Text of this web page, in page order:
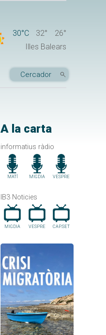
30°C 32°
26°
Illes Balears
A la carta
informatius ràdio
MATÍ MIGDIA VESPRE
IB3 Noticies
MIGDIA VESPRE CAP.SET